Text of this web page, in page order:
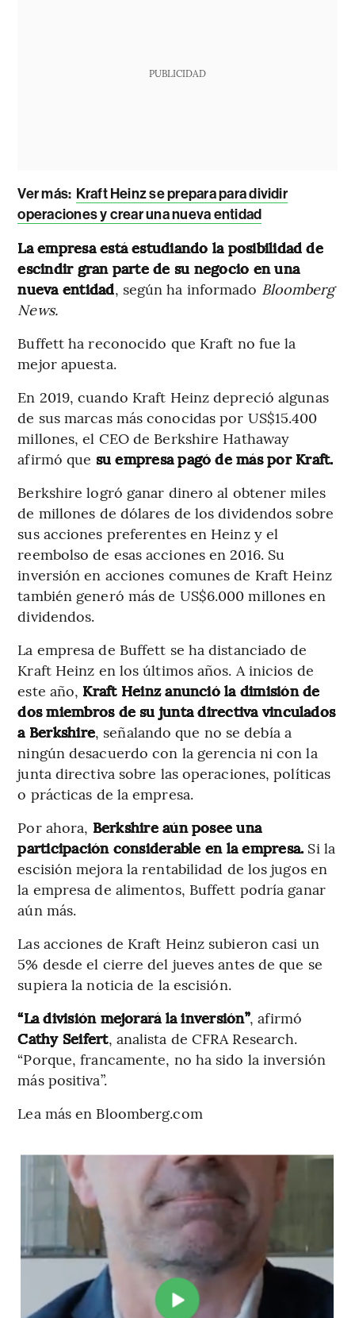
PUBLICIDAD
Ver más: Kraft Heinz se prepara para dividir
operaciones y crear una nueva entidad
La empresa está estudiando la posibilidad de
escindir gran parte de su negocio en una
nueva entidad, según ha informado Bloomberg
News.
Buffett ha reconocido que Kraft no fue la
mejor apuesta.
En 2019, cuando Kraft Heinz depreció algunas
de sus marcas más conocidas por US$15.400
millones, el CEO de Berkshire Hathaway
afirmó que su empresa pagó de más por Kraft.
Berkshire logró ganar dinero al obtener miles
de millones de dólares de los dividendos sobre
sus acciones preferentes en Heinz y el
reembolso de esas acciones en 2016. Su
inversión en acciones comunes de Kraft Heinz
también generó más de US$6.000 millones en
dividendos.
La empresa de Buffett se ha distanciado de
Kraft Heinz en los últimos años. A inicios de
este año, Kraft Heinz anunció la dimisión de
dos miembros de su junta directiva vinculados
a Berkshire, señalando que no se debía a
ningún desacuerdo con la gerencia ni con la
junta directiva sobre las operaciones, políticas
o prácticas de la empresa.
Por ahora, Berkshire aún posee una
participación considerable en la empresa. Si la
escisión mejora la rentabilidad de los jugos en
la empresa de alimentos, Buffett podría ganar
aún más.
Las acciones de Kraft Heinz subieron casi un
5% desde el cierre del jueves antes de que se
supiera la noticia de la escisión.
“La división mejorará la inversión”, afirmó
Cathy Seifert, analista de CFRA Research.
“Porque, francamente, no ha sido la inversión
más positiva”.
Lea más en Bloomberg.com